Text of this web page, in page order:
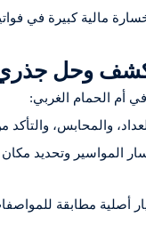
مالية كبيرة في
وحل
أم الحمام الغربي:
والمحابس،
المواسير وتحديد مكان
أصلية مطابقة